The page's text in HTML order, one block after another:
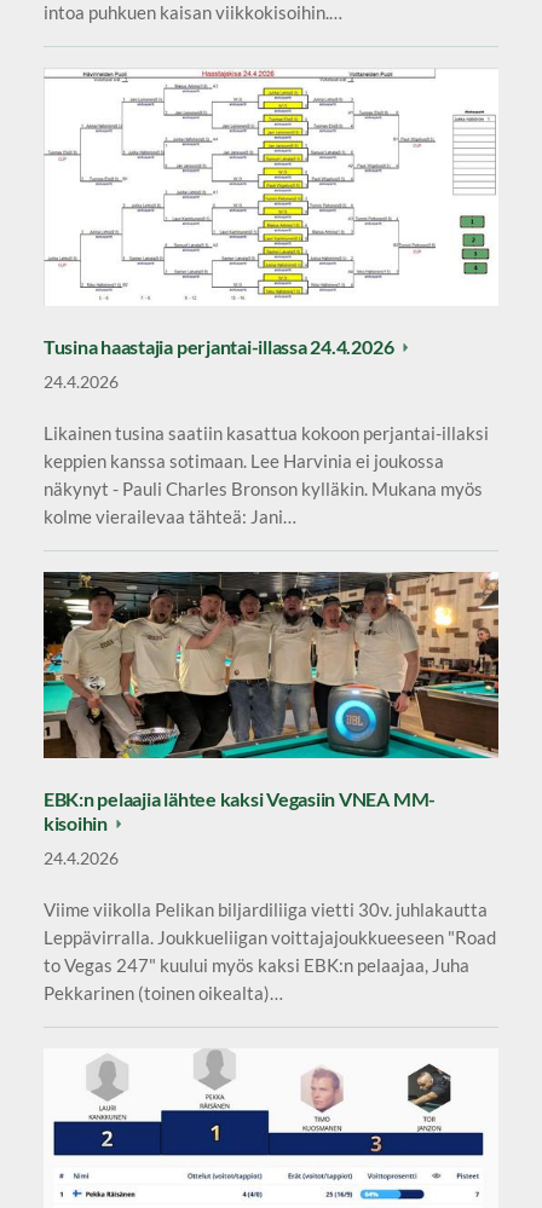
intoa puhkuen kaisan viikkokisoihin.…
Tusina haastajia perjantai-illassa 24.4.2026
24.4.2026
Likainen tusina saatiin kasattua kokoon perjantai-illaksi
keppien kanssa sotimaan. Lee Harvinia ei joukossa
näkynyt - Pauli Charles Bronson kylläkin. Mukana myös
kolme vierailevaa tähteä: Jani…
EBK:n pelaajia lähtee kaksi Vegasiin VNEA MM-
kisoihin
24.4.2026
Viime viikolla Pelikan biljardiliiga vietti 30v. juhlakautta
Leppävirralla. Joukkueliigan voittajajoukkueeseen "Road
to Vegas 247" kuului myös kaksi EBK:n pelaajaa, Juha
Pekkarinen (toinen oikealta)…